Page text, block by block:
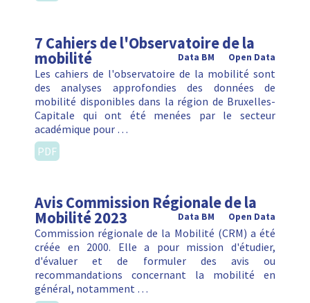
7 Cahiers de l'Observatoire de la
mobilité Open Data
Data BM
Les cahiers de l'observatoire de la mobilité sont
des analyses approfondies des données de
mobilité disponibles dans la région de Bruxelles-
Capitale qui ont été menées par le secteur
académique pour …
PDF
Avis Commission Régionale de la
Mobilité 2023 Open Data
Data BM
Commission régionale de la Mobilité (CRM) a été
créée en 2000. Elle a pour mission d'étudier,
d'évaluer et de formuler des avis ou
recommandations concernant la mobilité en
général, notamment …